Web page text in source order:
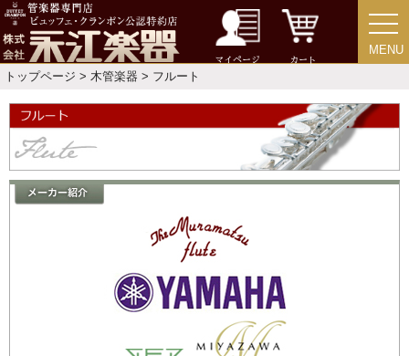
マイページ カート
MENU
MENU
トップページ > 木管楽器 > フルート